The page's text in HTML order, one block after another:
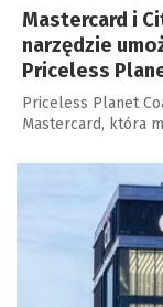
Mastercard i
narzędzie
Priceless
Priceless Planet
Mastercard, która
a